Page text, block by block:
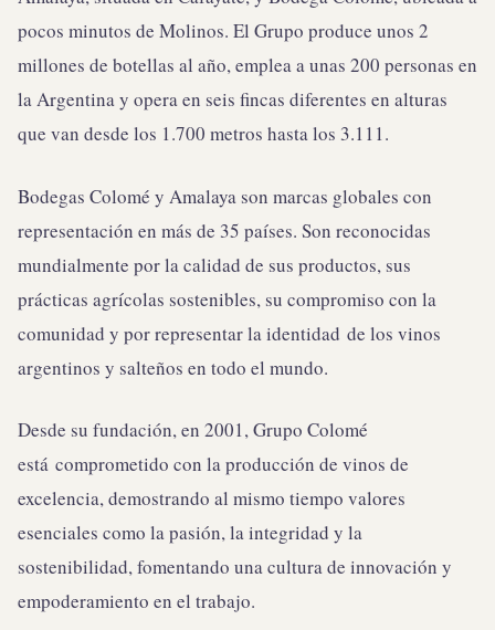
pocos minutos de Molinos. El Grupo produce unos 2
millones de botellas al año, emplea a unas 200 personas en
la Argentina y opera en seis fincas diferentes en alturas
que van desde los 1.700 metros hasta los 3.111.
Bodegas Colomé y Amalaya son marcas globales con
representación en más de 35 países. Son reconocidas
mundialmente por la calidad de sus productos, sus
prácticas agrícolas sostenibles, su compromiso con la
comunidad y por representar la identidad de los vinos
argentinos y salteños en todo el mundo.
Desde su fundación, en 2001, Grupo Colomé
está comprometido con la producción de vinos de
excelencia, demostrando al mismo tiempo valores
esenciales como la pasión, la integridad y la
sostenibilidad, fomentando una cultura de innovación y
empoderamiento en el trabajo.